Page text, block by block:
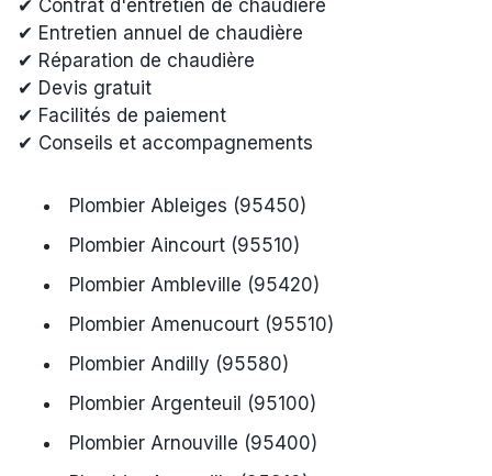
✔ Contrat d'entretien de chaudière
✔ Entretien annuel de chaudière
✔ Réparation de chaudière
✔ Devis gratuit
✔ Facilités de paiement
✔ Conseils et accompagnements
Plombier Ableiges (95450)
Plombier Aincourt (95510)
Plombier Ambleville (95420)
Plombier Amenucourt (95510)
Plombier Andilly (95580)
Plombier Argenteuil (95100)
Plombier Arnouville (95400)